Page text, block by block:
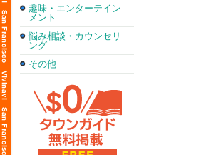
趣味・エンターテイン
メント
悩み相談・カウンセリ
ング
その他